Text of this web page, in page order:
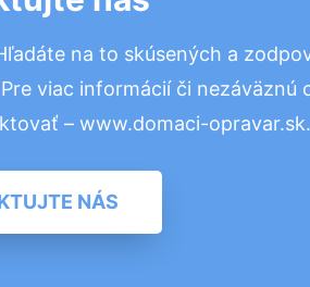
na to skúsených a
viac informácií či nezáväznú
– www.domaci-opravar.sk.
NÁS